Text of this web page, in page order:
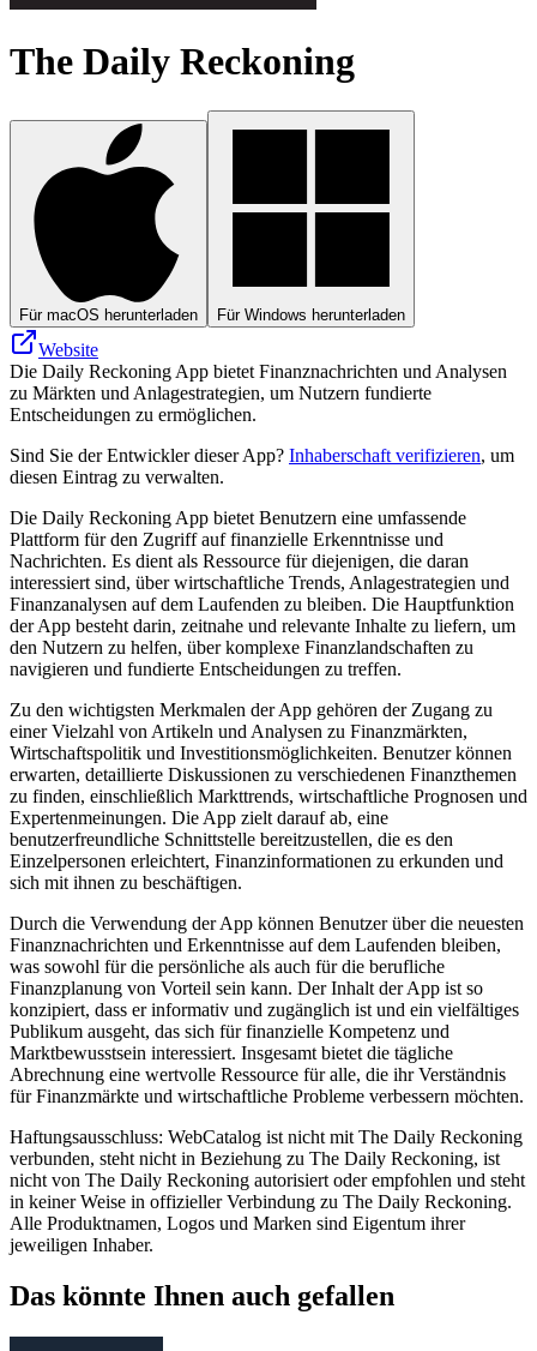
The Daily Reckoning
Für macOS herunterladen Für Windows herunterladen
Website
Die Daily Reckoning App bietet Finanznachrichten und Analysen
zu Märkten und Anlagestrategien, um Nutzern fundierte
Entscheidungen zu ermöglichen.
Sind Sie der Entwickler dieser App? Inhaberschaft verifizieren, um
diesen Eintrag zu verwalten.
Die Daily Reckoning App bietet Benutzern eine umfassende
Plattform für den Zugriff auf finanzielle Erkenntnisse und
Nachrichten. Es dient als Ressource für diejenigen, die daran
interessiert sind, über wirtschaftliche Trends, Anlagestrategien und
Finanzanalysen auf dem Laufenden zu bleiben. Die Hauptfunktion
der App besteht darin, zeitnahe und relevante Inhalte zu liefern, um
den Nutzern zu helfen, über komplexe Finanzlandschaften zu
navigieren und fundierte Entscheidungen zu treffen.
Zu den wichtigsten Merkmalen der App gehören der Zugang zu
einer Vielzahl von Artikeln und Analysen zu Finanzmärkten,
Wirtschaftspolitik und Investitionsmöglichkeiten. Benutzer können
erwarten, detaillierte Diskussionen zu verschiedenen Finanzthemen
zu finden, einschließlich Markttrends, wirtschaftliche Prognosen und
Expertenmeinungen. Die App zielt darauf ab, eine
benutzerfreundliche Schnittstelle bereitzustellen, die es den
Einzelpersonen erleichtert, Finanzinformationen zu erkunden und
sich mit ihnen zu beschäftigen.
Durch die Verwendung der App können Benutzer über die neuesten
Finanznachrichten und Erkenntnisse auf dem Laufenden bleiben,
was sowohl für die persönliche als auch für die berufliche
Finanzplanung von Vorteil sein kann. Der Inhalt der App ist so
konzipiert, dass er informativ und zugänglich ist und ein vielfältiges
Publikum ausgeht, das sich für finanzielle Kompetenz und
Marktbewusstsein interessiert. Insgesamt bietet die tägliche
Abrechnung eine wertvolle Ressource für alle, die ihr Verständnis
für Finanzmärkte und wirtschaftliche Probleme verbessern möchten.
Haftungsausschluss: WebCatalog ist nicht mit The Daily Reckoning
verbunden, steht nicht in Beziehung zu The Daily Reckoning, ist
nicht von The Daily Reckoning autorisiert oder empfohlen und steht
in keiner Weise in offizieller Verbindung zu The Daily Reckoning.
Alle Produktnamen, Logos und Marken sind Eigentum ihrer
jeweiligen Inhaber.
Das könnte Ihnen auch gefallen